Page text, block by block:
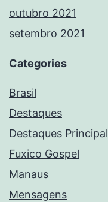
outubro 2021
setembro 2021
Categories
Brasil
Destaques
Destaques Principal
Fuxico Gospel
Manaus
Mensagens